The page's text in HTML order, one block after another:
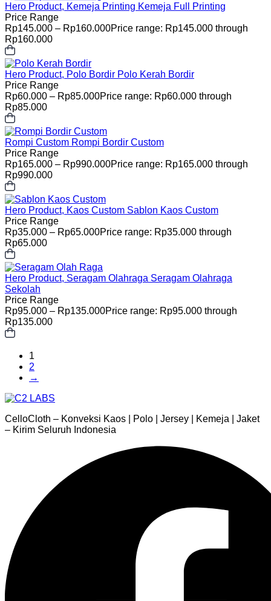
Hero Product, Kemeja Printing Kemeja Full Printing
Price Range
Rp145.000 – Rp160.000Price range: Rp145.000 through
Rp160.000
Hero Product, Polo Bordir Polo Kerah Bordir
Price Range
Rp60.000 – Rp85.000Price range: Rp60.000 through
Rp85.000
Rompi Custom Rompi Bordir Custom
Price Range
Rp165.000 – Rp990.000Price range: Rp165.000 through
Rp990.000
Hero Product, Kaos Custom Sablon Kaos Custom
Price Range
Rp35.000 – Rp65.000Price range: Rp35.000 through
Rp65.000
Hero Product, Seragam Olahraga Seragam Olahraga
Sekolah
Price Range
Rp95.000 – Rp135.000Price range: Rp95.000 through
Rp135.000
1
2
→
CelloCloth – Konveksi Kaos | Polo | Jersey | Kemeja | Jaket
– Kirim Seluruh Indonesia